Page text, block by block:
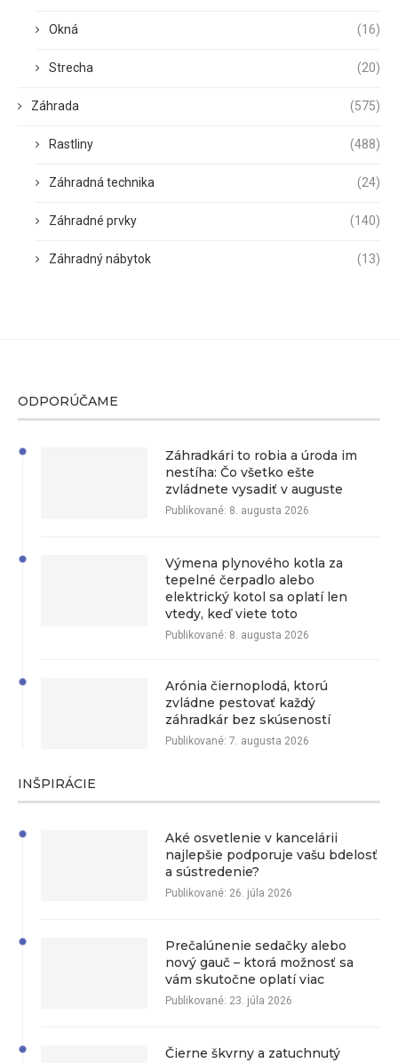
Okná (16)
Strecha (20)
Záhrada (575)
Rastliny (488)
Záhradná technika (24)
Záhradné prvky (140)
Záhradný nábytok (13)
ODPORÚČAME
Záhradkári to robia a úroda im
nestíha: Čo všetko ešte
zvládnete vysadiť v auguste
Publikované: 8. augusta 2026
Výmena plynového kotla za
tepelné čerpadlo alebo
elektrický kotol sa oplatí len
vtedy, keď viete toto
Publikované: 8. augusta 2026
Arónia čiernoplodá, ktorú
zvládne pestovať každý
záhradkár bez skúseností
Publikované: 7. augusta 2026
INŠPIRÁCIE
Aké osvetlenie v kancelárii
najlepšie podporuje vašu bdelosť
a sústredenie?
Publikované: 26. júla 2026
Prečalúnenie sedačky alebo
nový gauč – ktorá možnosť sa
vám skutočne oplatí viac
Publikované: 23. júla 2026
Čierne škvrny a zatuchnutý